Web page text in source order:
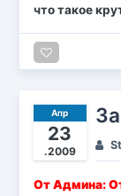
что такое
Апр
23
.2009
От Админа: